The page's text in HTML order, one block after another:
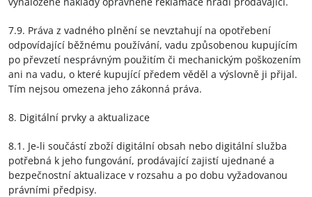
7.9. Práva z vadného plnění se nevztahují na opotřebení
odpovídající běžnému používání, vadu způsobenou kupujícím
po převzetí nesprávným použitím či mechanickým poškozením
ani na vadu, o které kupující předem věděl a výslovně ji přijal.
Tím nejsou omezena jeho zákonná práva.
8. Digitální prvky a aktualizace
8.1. Je-li součástí zboží digitální obsah nebo digitální služba
potřebná k jeho fungování, prodávající zajistí ujednané a
bezpečnostní aktualizace v rozsahu a po dobu vyžadovanou
právními předpisy.